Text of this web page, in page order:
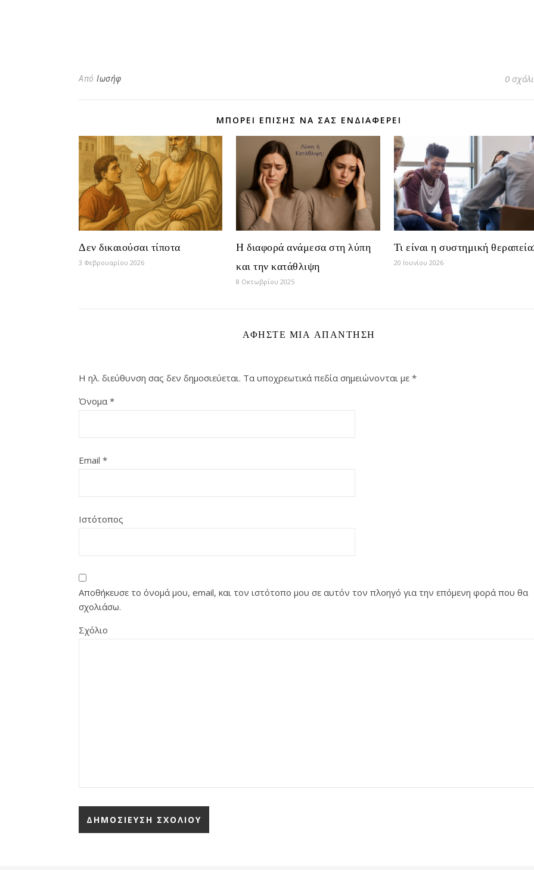
Από Ιωσήφ 0
ΜΠΟΡΕΊ ΕΠΊΣΗΣ ΝΑ ΣΑΣ ΕΝΔΙΑΦΈΡΕΙ
Δεν δικαιούσαι τίποτα
3 Φεβρουαρίου 2026
Η διαφορά ανάμεσα στη λύπη
και την κατάθλιψη
8 Οκτωβρίου 2025
Τι είναι η συστημική
20 Ιουνίου 2026
ΑΦΉΣΤΕ ΜΙΑ ΑΠΆΝΤΗΣΗ
Η ηλ. διεύθυνση σας δεν δημοσιεύεται. Τα υποχρεωτικά πεδία σημειώνονται με *
Όνομα *
Email *
Ιστότοπος
Αποθήκευσε το όνομά μου, email, και τον ιστότοπο μου σε αυτόν τον πλοηγό για την επόμενη φορά που θα
σχολιάσω.
Σχόλιο